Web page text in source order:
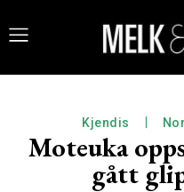
Kjendis
Moteuka
gått